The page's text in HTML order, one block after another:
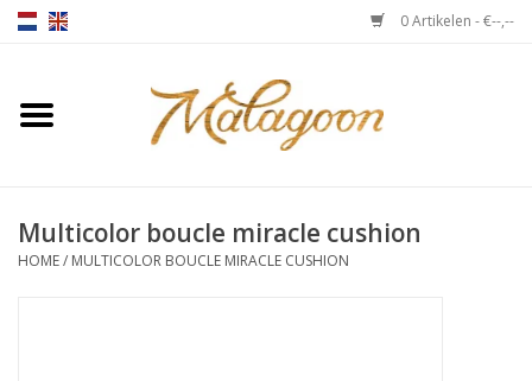
0 Artikelen - €--,--
Home
Plaids
Multicolor boucle miracle cushion
HOME/ MULTICOLOR BOUCLE MIRACLE CUSHION